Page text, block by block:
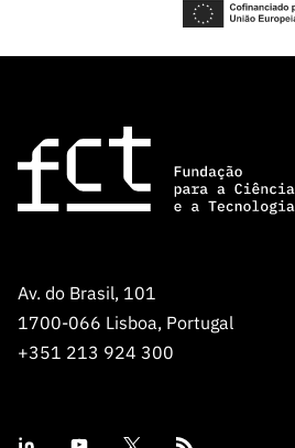
Av. do Brasil, 101
1700-066 Lisboa, Portugal
+351 213 924 300